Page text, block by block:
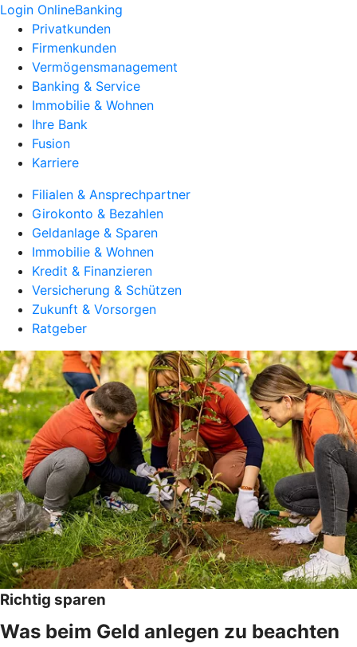
Login OnlineBanking
Privatkunden
Firmenkunden
Vermögensmanagement
Banking & Service
Immobilie & Wohnen
Ihre Bank
Fusion
Karriere
Filialen & Ansprechpartner
Girokonto & Bezahlen
Geldanlage & Sparen
Immobilie & Wohnen
Kredit & Finanzieren
Versicherung & Schützen
Zukunft & Vorsorgen
Ratgeber
Richtig sparen
Was beim Geld anlegen zu beachten